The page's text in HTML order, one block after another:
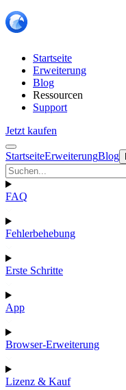
Startseite
Erweiterung
Blog
Ressourcen
Support
Jetzt kaufen
StartseiteErweiterungBlog
FAQ
Fehlerbehebung
Erste Schritte
App
Browser-Erweiterung
Lizenz & Kauf